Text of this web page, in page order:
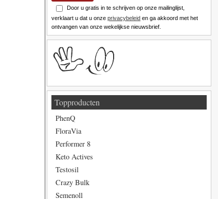
Door u gratis in te schrijven op onze mailinglijst,
verklaart u dat u onzeprivacybeleid en ga akkoord met het
ontvangen van onze wekelijkse nieuwsbrief.
Topproducten
PhenQ
FloraVia
Performer 8
Keto Actives
Testosil
Crazy Bulk
Semenoll